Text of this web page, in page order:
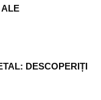
ALE
DESCOPERIȚI